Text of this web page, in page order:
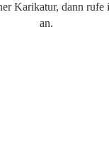
Karikatur, dann rufe
an.